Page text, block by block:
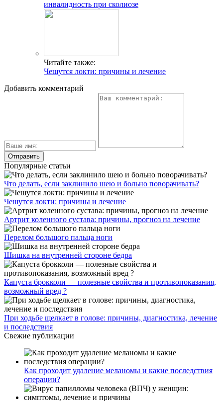
инвалидность при сколиозе
Читайте также:
Чешутся локти: причины и лечение
Добавить комментарий
Популярные статьи
Что делать, если заклинило шею и больно поворачивать?
Чешутся локти: причины и лечение
Артрит коленного сустава: причины, прогноз на лечение
Перелом большого пальца ноги
Шишка на внутренней стороне бедра
Капуста брокколи — полезные свойства и противопоказания,
возможный вред ?
При ходьбе щелкает в голове: причины, диагностика, лечение
и последствия
Свежие публикации
Как проходит удаление меланомы и какие последствия
операции?